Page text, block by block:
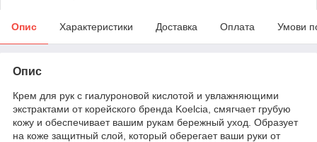
Опис Характеристики Доставка Оплата Умови
Опис
Крем для рук с гиалуроновой кислотой и увлажняющими
экстрактами от корейского бренда Koelcia, смягчает грубую
кожу и обеспечивает вашим рукам бережный уход. Образует
на коже защитный слой, который оберегает ваши руки от